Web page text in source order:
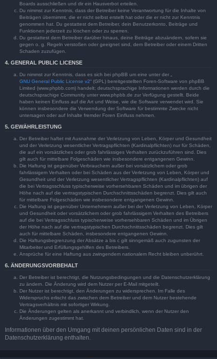
Boards ausschließen und dir ein Hausverbot erteilen.
Du nimmst zur Kenntnis, dass der Betreiber keine Verantwortung für die Inhalte von
Beiträgen übernimmt, die er nicht selbst erstellt hat oder die er nicht zur Kenntnis
genommen hat. Du gestattest dem Betreiber, dein Benutzerkonto, Beiträge und
Funktionen jederzeit zu löschen oder zu sperren.
Du gestattest dem Betreiber darüber hinaus, deine Beiträge abzuändern, sofern sie
gegen o. g. Regeln verstoßen oder geeignet sind, dem Betreiber oder einem Dritten
Schaden zuzufügen.
4. GENERAL PUBLIC LICENSE
Du nimmst zur Kenntnis, dass es sich bei phpBB um eine unter der „
GNU General Public License v2“ (GPL) bereitgestellten Foren-Software von phpBB
Limited (www.phpbb.com) handelt; deutschsprachige Informationen werden durch die
deutschsprachige Community unter www.phpbb.de zur Verfügung gestellt. Beide
haben keinen Einfluss auf die Art und Weise, wie die Software verwendet wird. Sie
können insbesondere die Verwendung der Software für bestimmte Zwecke nicht
untersagen oder auf Inhalte fremder Foren Einfluss nehmen.
5. GEWÄHRLEISTUNG
Der Betreiber haftet mit Ausnahme der Verletzung von Leben, Körper und Gesundheit
und der Verletzung wesentlicher Vertragspflichten (Kardinalpflichten) nur für Schäden,
die auf ein vorsätzliches oder grob fahrlässiges Verhalten zurückzuführen sind. Dies
gilt auch für mittelbare Folgeschäden wie insbesondere entgangenen Gewinn.
Die Haftung ist gegenüber Verbrauchern außer bei vorsätzlichem oder grob
fahrlässigem Verhalten oder bei Schäden aus der Verletzung von Leben, Körper und
Gesundheit und der Verletzung wesentlicher Vertragspflichten (Kardinalpflichten) auf
die bei Vertragsschluss typischerweise vorhersehbaren Schäden und im übrigen der
Höhe nach auf die vertragstypischen Durchschnittsschäden begrenzt. Dies gilt auch
für mittelbare Folgeschäden wie insbesondere entgangenen Gewinn.
Die Haftung ist gegenüber Unternehmern außer bei der Verletzung von Leben, Körper
und Gesundheit oder vorsätzlichem oder grob fahrlässigem Verhalten des Betreibers
auf die bei Vertragsschluss typischerweise vorhersehbaren Schäden und im Übrigen
der Höhe nach auf die vertragstypischen Durchschnittsschäden begrenzt. Dies gilt
auch für mittelbare Schäden, insbesondere entgangenen Gewinn.
Die Haftungsbegrenzung der Absätze a bis c gilt sinngemäß auch zugunsten der
Mitarbeiter und Erfüllungsgehilfen des Betreibers.
Ansprüche für eine Haftung aus zwingendem nationalem Recht bleiben unberührt.
6. ÄNDERUNGSVORBEHALT
Der Betreiber ist berechtigt, die Nutzungsbedingungen und die Datenschutzerklärung
zu ändern. Die Änderung wird dem Nutzer per E-Mail mitgeteilt.
Der Nutzer ist berechtigt, den Änderungen zu widersprechen. Im Falle des
Widerspruchs erlischt das zwischen dem Betreiber und dem Nutzer bestehende
Vertragsverhältnis mit sofortiger Wirkung.
Die Änderungen gelten als anerkannt und verbindlich, wenn der Nutzer den
Änderungen zugestimmt hat.
Informationen über den Umgang mit deinen persönlichen Daten sind in der
Datenschutzerklärung enthalten.